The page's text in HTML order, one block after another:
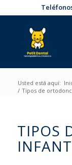
Usted está aquí:
/ Tipos de
TIPOS